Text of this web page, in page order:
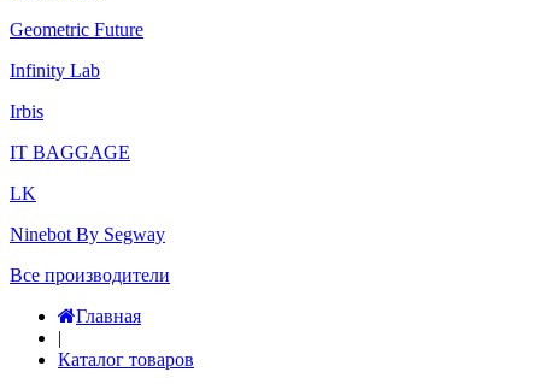
Geometric Future
Infinity Lab
Irbis
IT BAGGAGE
LK
Ninebot By Segway
Все производители
Главная
|
Каталог товаров